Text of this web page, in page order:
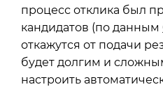
процесс отклика был
кандидатов (по данным
откажутся от подачи
будет долгим и
настроить